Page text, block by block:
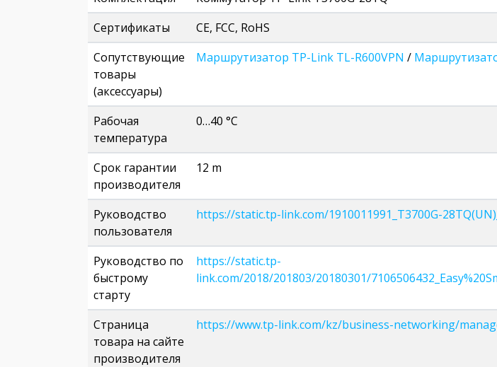
Сертификаты
CE, FCC, RoHS
Сопутствующие
товары
(аксессуары)
Маршрутизатор TP-Link TL-R600VPN /
Рабочая
температура
0…40 °C
Срок гарантии
производителя
12 m
Руководство
пользователя
https://static.tp-link.com/1910011991_T3700G-
Руководство по
быстрому
старту
https://static.tp-
link.com/2018/201803/20180301/
Страница
товара на сайте
производителя
https://www.tp-link.com/kz/business-networking/